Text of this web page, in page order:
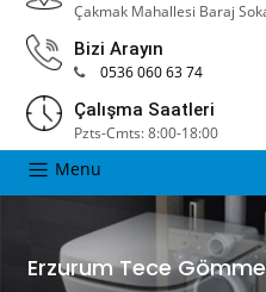
Çakmak Mahallesi Baraj
Bizi Arayın
0536 060 63 74
Çalışma Saatleri
Pzts-Cmts: 8:00-18:00
Menu
Erzurum Tece